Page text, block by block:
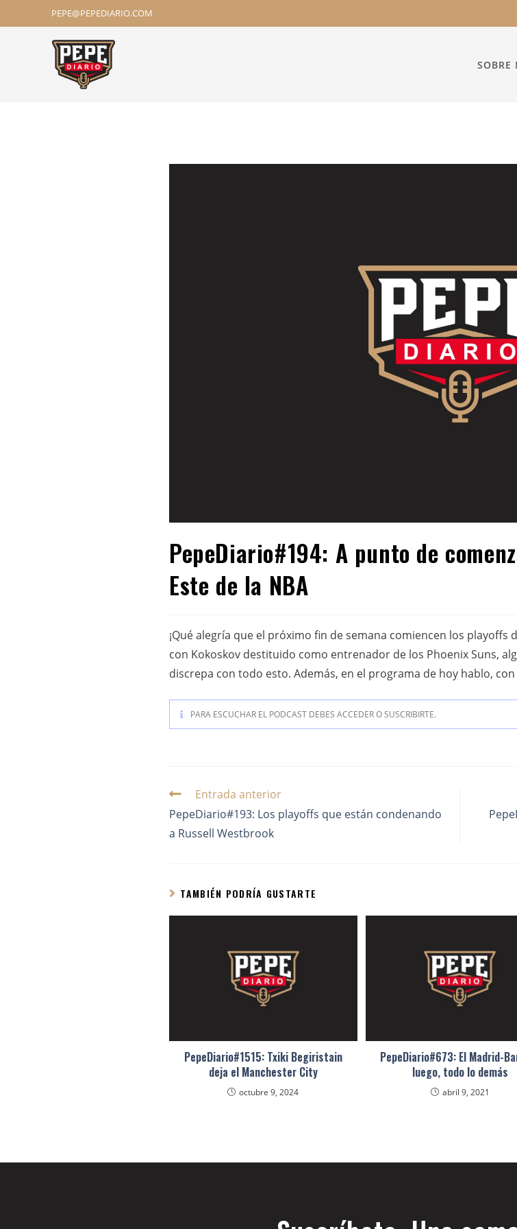
PEPE@PEPEDIARIO.COM
SOBRE
PepeDiario#194: A punto de
Este de la NBA
¡Qué alegría que el próximo fin de semana comiencen los playoffs
con Kokoskov destituido como entrenador de los Phoenix Suns,
discrepa con todo esto. Además, en el programa de hoy hablo,
PARA ESCUCHAR EL PODCAST DEBES ACCEDER O SUSCRIBIRTE.
Entrada anterior
PepeDiario#193: Los playoffs que están condenando
a Russell Westbrook
TAMBIÉN PODRÍA GUSTARTE
PepeDiario#1515: Txiki Begiristain
deja el Manchester City
octubre 9, 2024
PepeDiario#673: El Madrid-
luego, todo lo demás
abril 9, 2021